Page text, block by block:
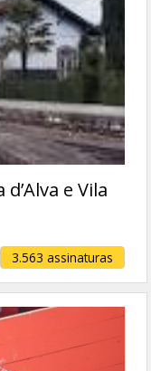
e Vila
3.563 assinaturas